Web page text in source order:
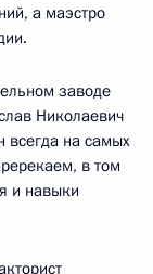
а маэстро
заводе
Николаевич
всегда на самых
в том
и навыки